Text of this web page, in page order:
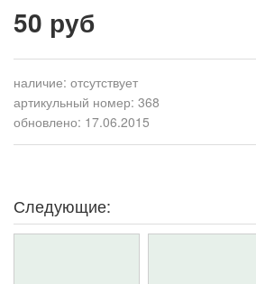
50 руб
наличие: отсутствует
артикульный номер: 368
обновлено: 17.06.2015
Следующие: